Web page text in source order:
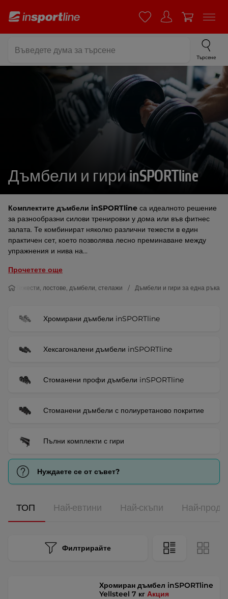
Търсене
Дъмбели и гири inSPORTline
Комплектите дъмбели inSPORTline са идеалното решение
за разнообразни силови тренировки у дома или във фитнес
залата. Те комбинират няколко различни тежести в един
практичен сет, което позволява лесно преминаване между
упражнения и нива на...
Прочетете още
Тежести, лостове, дъмбели, стелажи Дъмбели и гири за една ръка
Хромирани дъмбели inSPORTline
Хексагоналени дъмбели inSPORTline
Стоманени профи дъмбели inSPORTline
Стоманени дъмбели с полиуретаново покритие
Пълни комплекти с гири
Нуждаете се от съвет?
ТОП Най-евтини Най-скъпи Най-
Филтрирайте
Хромиран дъмбел inSPORTline
Yellsteel 7 кгАкция